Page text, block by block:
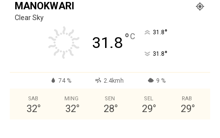
MANOKWARI
Clear Sky
31.8°C 31.8°
31.8°
74 % 2.4kmh 9 %
SAB
32°
MING
32°
SEN
28°
SEL
29°
RAB
29°